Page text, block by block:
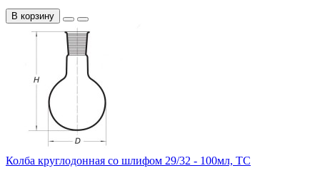
В корзину
Колба круглодонная со шлифом 29/32 - 100мл, ТС